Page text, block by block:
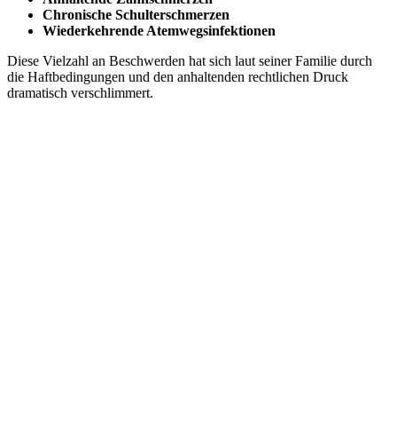
Chronische Schulterschmerzen
Wiederkehrende Atemwegsinfektionen
Diese Vielzahl an Beschwerden hat sich laut seiner Familie durch
die Haftbedingungen und den anhaltenden rechtlichen Druck
dramatisch verschlimmert.